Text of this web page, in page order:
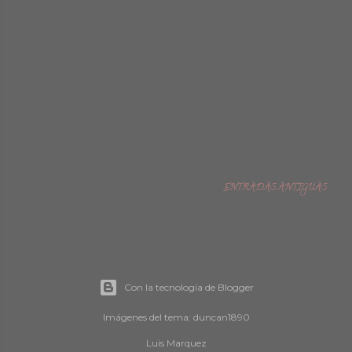
ENTRADAS ANTIGUAS
Con la tecnología de Blogger
Imágenes del tema: duncan1890
Luis Marquez